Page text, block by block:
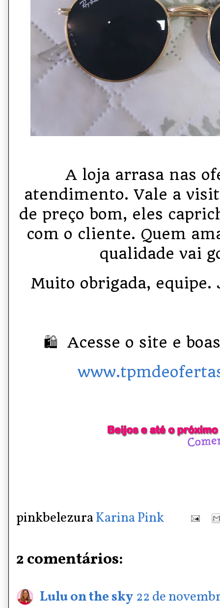
A loja arrasa nas
atendimento. Vale a
de preço bom, eles
com o cliente. Quem
qualidade vai
Muito obrigada,
🛍 Acesse o site e
pinkbelezuraKarina Pink
2 comentários:
Lulu on the sky 22 de